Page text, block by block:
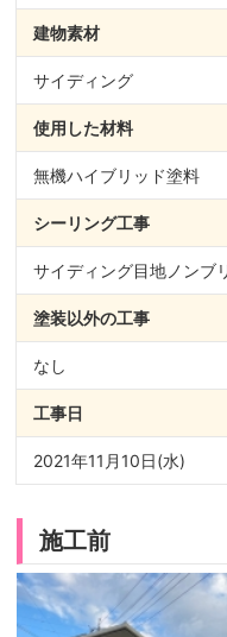
建物素材
サイディング
使用した材料
無機ハイブリッド塗料
シーリング工事
サイディング目地ノンブ
塗装以外の工事
なし
工事日
2021年11月10日(水)
施工前